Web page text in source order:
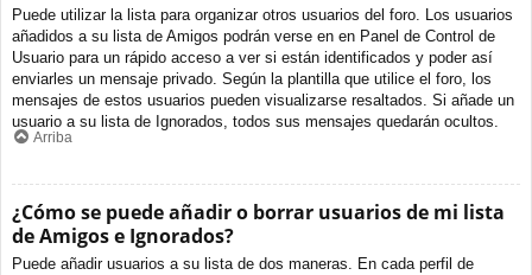
Puede utilizar la lista para organizar otros usuarios del foro. Los usuarios
añadidos a su lista de Amigos podrán verse en en Panel de Control de
Usuario para un rápido acceso a ver si están identificados y poder así
enviarles un mensaje privado. Según la plantilla que utilice el foro, los
mensajes de estos usuarios pueden visualizarse resaltados. Si añade un
usuario a su lista de Ignorados, todos sus mensajes quedarán ocultos.
Arriba
¿Cómo se puede añadir o borrar usuarios de mi lista
de Amigos e Ignorados?
Puede añadir usuarios a su lista de dos maneras. En cada perfil de